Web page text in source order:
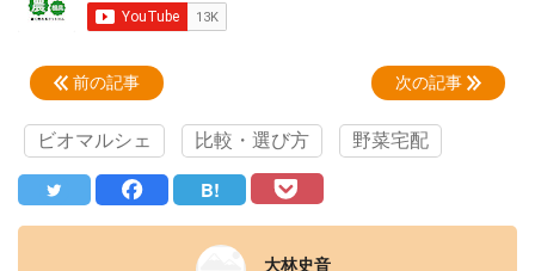
前の記事 次の記事
ビオマルシェ 比較・選び方 野菜宅配
B!
大林史音